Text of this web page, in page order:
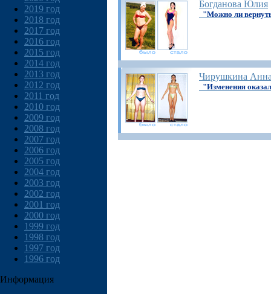
2019 год
2018 год
2017 год
2016 год
2015 год
2014 год
2013 год
2012 год
2011 год
2010 год
2009 год
2008 год
2007 год
2006 год
2005 год
2004 год
2003 год
2002 год
2001 год
2000 год
1999 год
1998 год
1997 год
1996 год
Информация
Богданова Юлия
"Можно ли
Чирушкина
"Изменения